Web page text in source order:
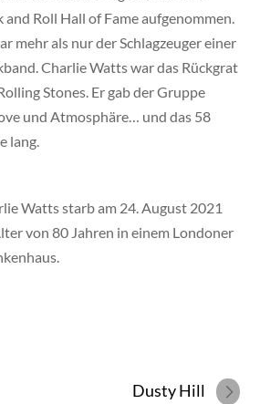
and Roll Hall of Fame aufgenommen.
mehr als nur der Schlagzeuger einer
Charlie Watts war das Rückgrat
Stones. Er gab der Gruppe
und Atmosphäre… und das 58
lang.
Watts starb am 24. August 2021
von 80 Jahren in einem Londoner
Dusty Hill